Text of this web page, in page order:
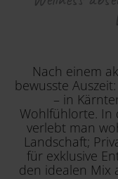
Nach einem
bewusste
– in
Wohlfühlorte. In
verlebt man
Landschaft;
für exklusive
den idealen Mix